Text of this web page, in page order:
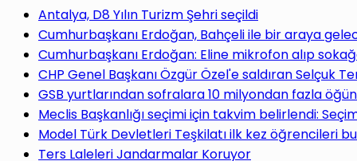
yap
...
Antalya, D8 Yılın Turizm Şehri seçildi
Cumhurbaşkanı Erdoğan, Bahçeli ile bir araya
Cumhurbaşkanı Erdoğan: Eline mikrofon alıp
CHP Genel Başkanı Özgür Özel'e saldıran Selçuk
GSB yurtlarından sofralara 10 milyondan fazla öğün
Meclis Başkanlığı seçimi için takvim belirlendi:
Model Türk Devletleri Teşkilatı ilk kez öğrencileri
Ters Laleleri Jandarmalar Koruyor